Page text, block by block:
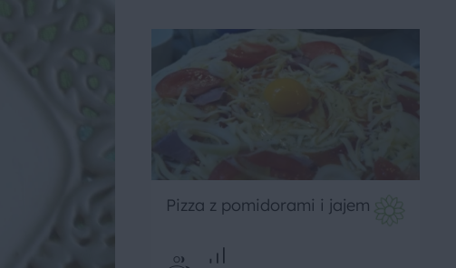
Pizza z pomidorami i jajem